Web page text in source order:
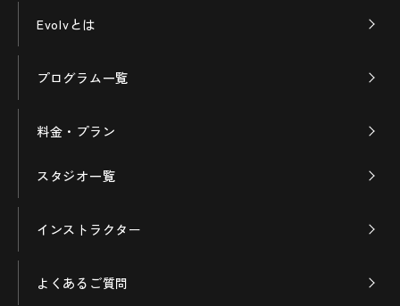
Evolvとは
プログラム一覧
料金・プラン
スタジオ一覧
インストラクター
よくあるご質問